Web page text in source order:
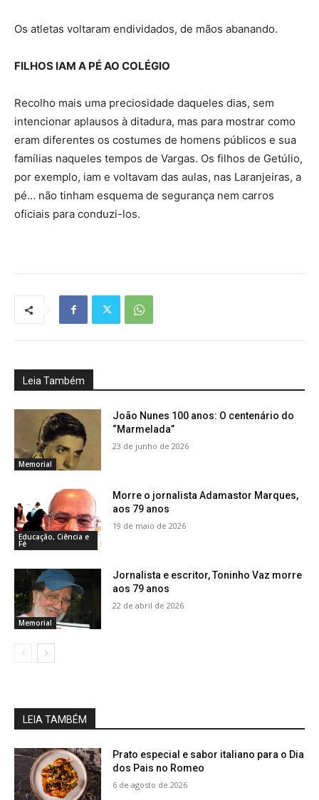
Os atletas voltaram endividados, de mãos abanando.
FILHOS IAM A PÉ AO COLÉGIO
Recolho mais uma preciosidade daqueles dias, sem
intencionar aplausos à ditadura, mas para mostrar como
eram diferentes os costumes de homens públicos e sua
famílias naqueles tempos de Vargas. Os filhos de Getúlio,
por exemplo, iam e voltavam das aulas, nas Laranjeiras, a
pé… não tinham esquema de segurança nem carros
oficiais para conduzi-los.
Leia Também
Memorial
João Nunes 100 anos: O centenário do
“Marmelada”
23 de junho de 2026
Educação, Ciência e
Fé
Morre o jornalista Adamastor Marques,
aos 79 anos
19 de maio de 2026
Memorial
Jornalista e escritor, Toninho Vaz morre
aos 79 anos
22 de abril de 2026
LEIA TAMBÉM
Prato especial e sabor italiano para o Dia
dos Pais no Romeo
6 de agosto de 2026